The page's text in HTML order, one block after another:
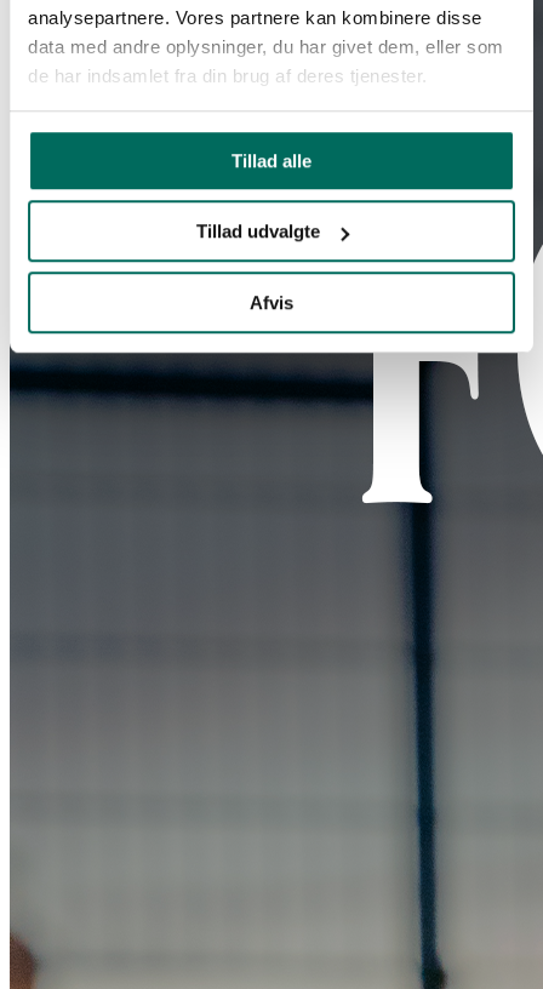
analysepartnere. Vores partnere kan kombinere disse
data med andre oplysninger, du har givet dem, eller som
de har indsamlet fra din brug af deres tjenester.
Tillad alle
Tillad udvalgte
Afvis